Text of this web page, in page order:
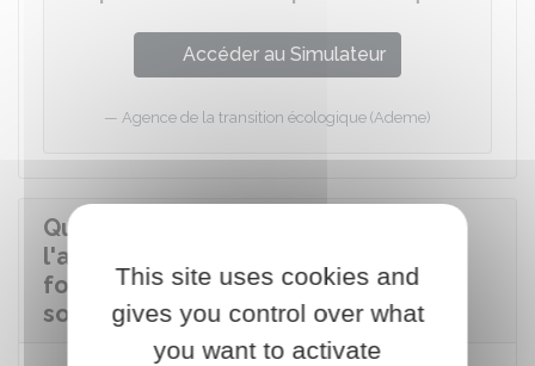
Accéder au Simulateur
Agence de la transition écologique (Ademe)
Quels sont les coûts à prévoir pour
l'achat, l'installation et le
fonctionnement des panneaux
solaires ?
This site uses cookies and
gives you control over what
you want to activate